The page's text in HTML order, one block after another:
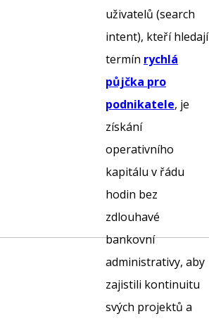
uživatelů (search
intent), kteří hledají
termín rychlá
půjčka pro
podnikatele, je
získání
operativního
kapitálu v řádu
hodin bez
zdlouhavé
bankovní
administrativy, aby
zajistili kontinuitu
svých projektů a